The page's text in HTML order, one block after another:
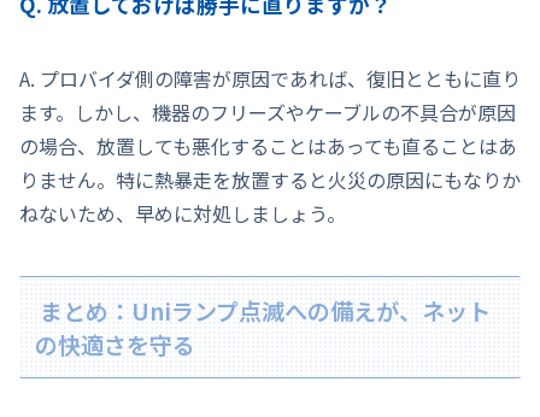
A. プロバイダ側の障害が原因であれば、復旧とともに直り
ます。しかし、機器のフリーズやケーブルの不具合が原因
の場合、放置しても悪化することはあっても直ることはあ
りません。特に熱暴走を放置すると火災の原因にもなりか
ねないため、早めに対処しましょう。
まとめ：Uniランプ点滅への備えが、ネット
の快適さを守る